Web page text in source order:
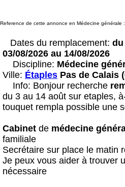
Reference de cette annonce en Médecine générale
Dates du remplacement: du
03/08/2026 au 14/08/2026
Discipline: Médecine
Ville: Étaples Pas de Calais
Info: Bonjour recherche
du 3 au 14 août sur etaples,
touquet rempla possible une
Cabinet de médecine
familiale
Secrétaire sur place le matin
Je peux vous aider à trouver
nécessaire